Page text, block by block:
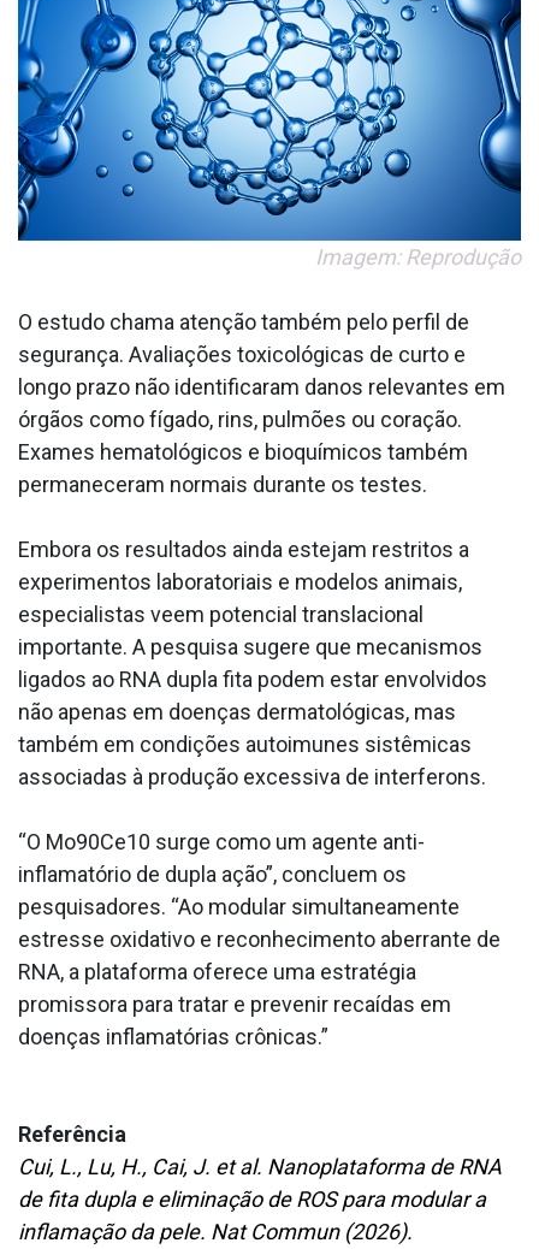
Imagem: Reprodução
O estudo chama atenção também pelo perfil de
segurança. Avaliações toxicológicas de curto e
longo prazo não identificaram danos relevantes em
órgãos como fígado, rins, pulmões ou coração.
Exames hematológicos e bioquímicos também
permaneceram normais durante os testes.
Embora os resultados ainda estejam restritos a
experimentos laboratoriais e modelos animais,
especialistas veem potencial translacional
importante. A pesquisa sugere que mecanismos
ligados ao RNA dupla fita podem estar envolvidos
não apenas em doenças dermatológicas, mas
também em condições autoimunes sistêmicas
associadas à produção excessiva de interferons.
“O Mo90Ce10 surge como um agente anti-
inflamatório de dupla ação”, concluem os
pesquisadores. “Ao modular simultaneamente
estresse oxidativo e reconhecimento aberrante de
RNA, a plataforma oferece uma estratégia
promissora para tratar e prevenir recaídas em
doenças inflamatórias crônicas.”
Referência
Cui, L., Lu, H., Cai, J. et al. Nanoplataforma de RNA
de fita dupla e eliminação de ROS para modular a
inflamação da pele. Nat Commun (2026).